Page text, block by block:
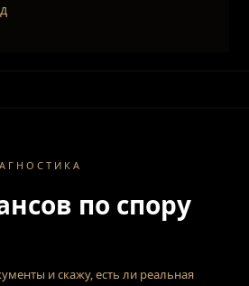
по спору
и скажу, есть ли реальная